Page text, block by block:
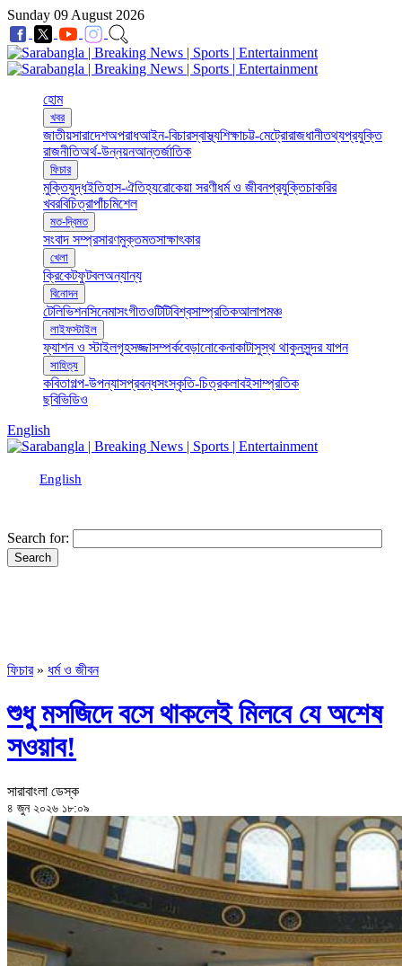
Sunday 09 August 2026
হোম
খবর
জাতীয়সারাদেশঅপরাধআইন-বিচারস্বাস্থ্যশিক্ষাচট্ট-মেট্রোরাজধানীতথ্যপ্রযুক্তি
রাজনীতিঅর্থ-উন্নয়নআন্তর্জাতিক
ফিচার
মুক্তিযুদ্ধইতিহাস-ঐতিহ্যরোকেয়া সরণীধর্ম ও জীবনপ্রযুক্তিচাকরির
খবরবিচিত্রাপাঁচমিশেল
মত-দ্বিমত
সংবাদ সম্প্রসারণমুক্তমতসাক্ষাৎকার
খেলা
ক্রিকেটফুটবলঅন্যান্য
বিনোদন
টেলিভিশনসিনেমাসংগীতওটিটিবিশ্বসাম্প্রতিকআলাপমঞ্চ
লাইফস্টাইল
ফ্যাশন ও স্টাইলগৃহসজ্জাসম্পর্কবেড়ানোকেনাকাটাসুস্থ থাকুনসুন্দর যাপন
সাহিত্য
কবিতাগল্প-উপন্যাসপ্রবন্ধসংস্কৃতি-চিত্রকলাবইসাম্প্রতিক
ছবিভিডিও
English
English
Search for:
ফিচার » ধর্ম ও জীবন
শুধু মসজিদে বসে থাকলেই মিলবে যে অশেষ
সওয়াব!
সারাবাংলা ডেস্ক
৪ জুন ২০২৬ ১৮:০৯